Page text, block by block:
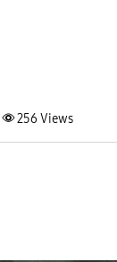
256 Views